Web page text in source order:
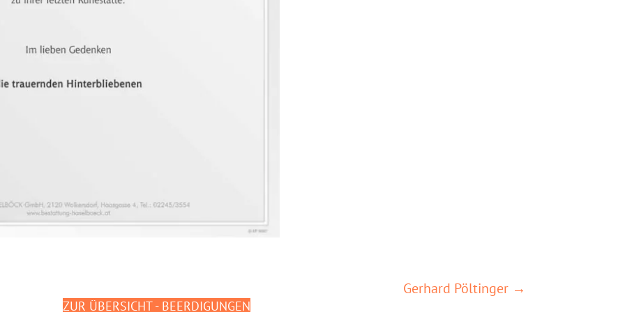
Gerhard Pöltinger →
ZUR ÜBERSICHT - BEERDIGUNGEN